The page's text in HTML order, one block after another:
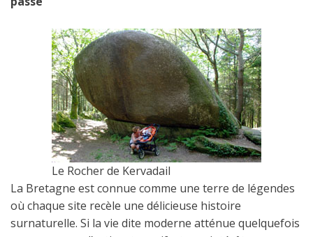
Le Rocher de Kervadail
La Bretagne est connue comme une terre de légendes
où chaque site recèle une délicieuse histoire
surnaturelle. Si la vie dite moderne atténue quelquefois